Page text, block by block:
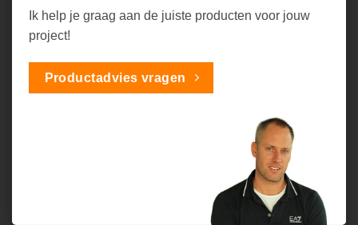
Ik help je graag aan de juiste producten voor jouw
project!
Productadvies vragen